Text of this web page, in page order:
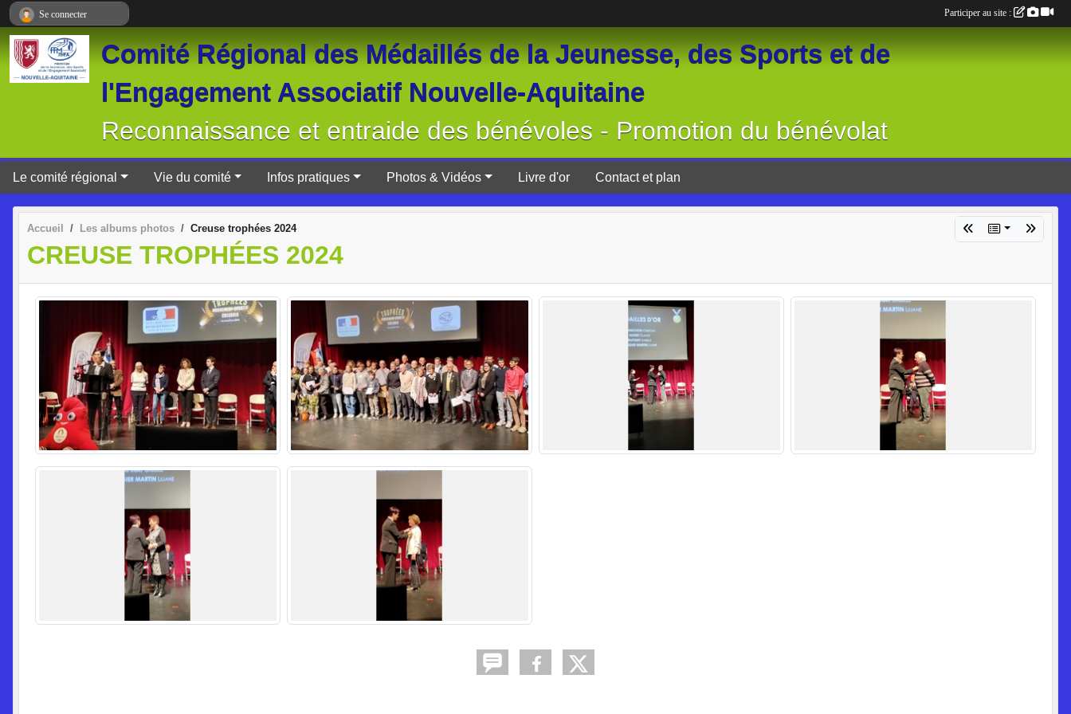
Comité Régional des Médaillés de la Jeunesse, des Sports et de
l'Engagement Associatif Nouvelle-Aquitaine
Reconnaissance et entraide des bénévoles - Promotion du bénévolat
Le comité régional Vie du comité Infos pratiques Photos & Vidéos Livre d'or Contact et plan
Accueil Les albums photos Creuse trophées 2024
CREUSE TROPHÉES 2024
Se connecter Participer au site :
Panneau de gestion des cookies